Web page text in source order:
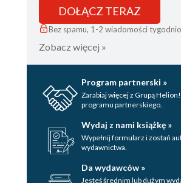
DOŁĄCZ TERAZ
Bez spamu, 1-2 wiadomości
Zobacz więcej »
Program partnerski »
Zarabiaj więcej z Grupą
programu partnerskiego.
Wydaj z nami książkę »
Wypełnij formularz i zostań
wydawnictwa.
Da wydawców »
Jesteś średnim lub dużym